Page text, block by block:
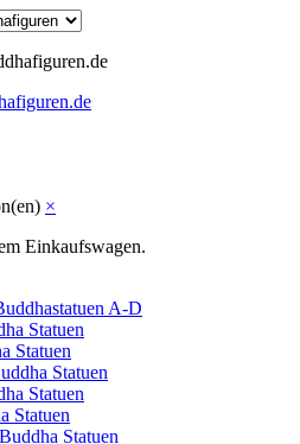
×
Einkaufswagen.
A-D
Statuen
Statuen
Statuen
Statuen
Statuen
Statuen